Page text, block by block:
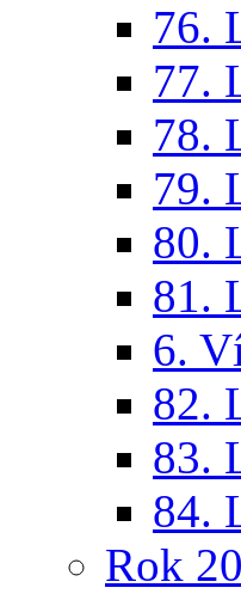
76.
77.
78.
79.
80.
81.
6.
82.
83.
84.
Rok